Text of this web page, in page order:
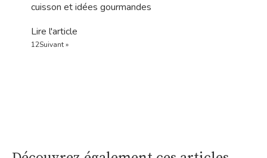
cuisson et idées gourmandes
Lire l'article
12Suivant »